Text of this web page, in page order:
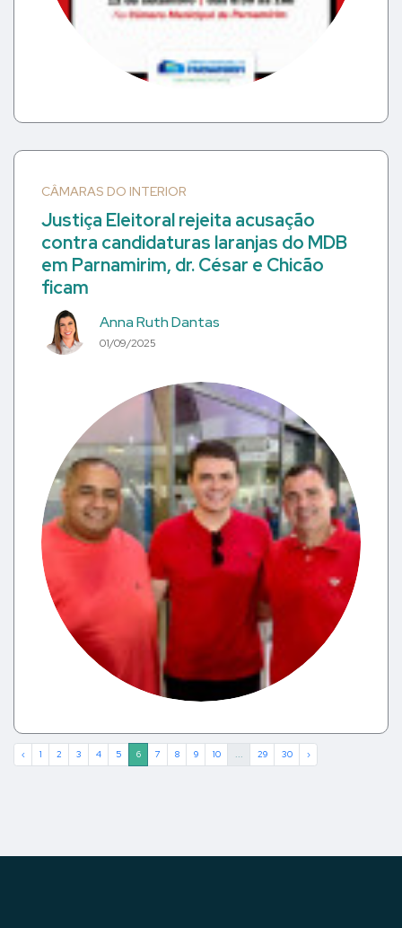
CÂMARAS DO INTERIOR
Justiça Eleitoral rejeita acusação
contra candidaturas laranjas do MDB
em Parnamirim, dr. César e Chicão
ficam
Anna Ruth Dantas
01/09/2025
‹ 1 2 3 4 5 6 7 8 9 10 ... 29 30 ›